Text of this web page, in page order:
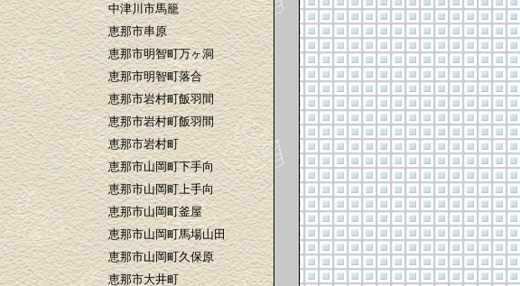
中津川市馬籠
恵那市串原
恵那市明智町万ヶ洞
恵那市明智町落合
恵那市岩村町飯羽間
恵那市岩村町飯羽間
恵那市岩村町
恵那市山岡町下手向
恵那市山岡町上手向
恵那市山岡町釜屋
恵那市山岡町馬場山田
恵那市山岡町久保原
恵那市大井町